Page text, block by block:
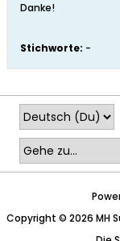
Danke!
Stichworte: -
Copyright © 2026 MH